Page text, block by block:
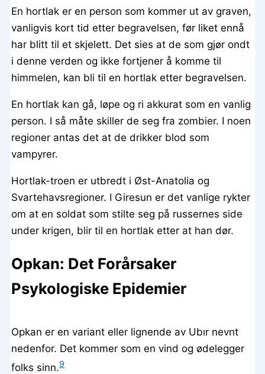
En hortlak er en person som kommer ut av graven,
vanligvis kort tid etter begravelsen, før liket ennå
har blitt til et skjelett. Det sies at de som gjør ondt
i denne verden og ikke fortjener å komme til
himmelen, kan bli til en hortlak etter begravelsen.
En hortlak kan gå, løpe og ri akkurat som en vanlig
person. I så måte skiller de seg fra zombier. I noen
regioner antas det at de drikker blod som
vampyrer.
Hortlak-troen er utbredt i Øst-Anatolia og
Svartehavsregioner. I Giresun er det vanlige rykter
om at en soldat som stilte seg på russernes side
under krigen, blir til en hortlak etter at han dør.
Opkan: Det Forårsaker
Psykologiske Epidemier
Opkan er en variant eller lignende av Ubır nevnt
nedenfor. Det kommer som en vind og ødelegger
folks sinn.9